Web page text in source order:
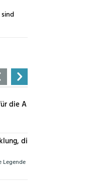
sind
die A
di
Legende